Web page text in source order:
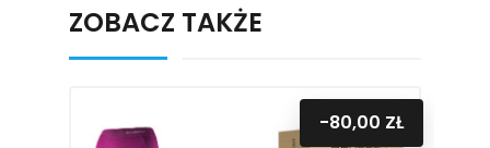
ZOBACZ TAKŻE
-80,00 ZŁ